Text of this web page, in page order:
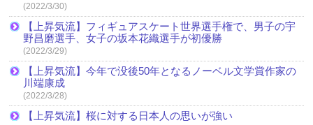
(2022/3/30)
【上昇気流】フィギュアスケート世界選手権で、男子の宇
野昌磨選手、女子の坂本花織選手が初優勝
(2022/3/29)
【上昇気流】今年で没後50年となるノーベル文学賞作家の
川端康成
(2022/3/28)
【上昇気流】桜に対する日本人の思いが強い